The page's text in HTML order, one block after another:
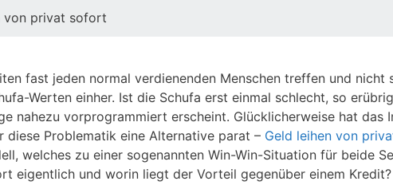
von privat sofort
fast jeden normal verdienenden Menschen treffen und nicht
Werten einher. Ist die Schufa erst einmal schlecht, so
nahezu vorprogrammiert erscheint. Glücklicherweise hat das
Problematik eine Alternative parat – Geld leihen von
welches zu einer sogenannten Win-Win-Situation für beide
eigentlich und worin liegt der Vorteil gegenüber einem Kredit?